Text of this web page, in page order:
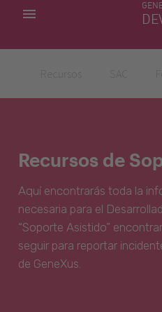
MIS APLICACIONES
Recursos de
Aquí encontrarás toda la
necesaria para el
“Soporte Asistido”
seguir para reportar
de GeneXus.